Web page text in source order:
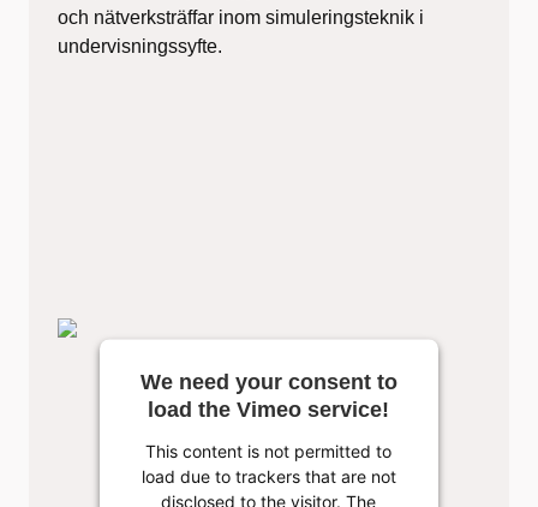
och nätverksträffar inom simuleringsteknik i
undervisningssyfte.
We need your consent to
load the Vimeo service!
This content is not permitted to
load due to trackers that are not
disclosed to the visitor. The